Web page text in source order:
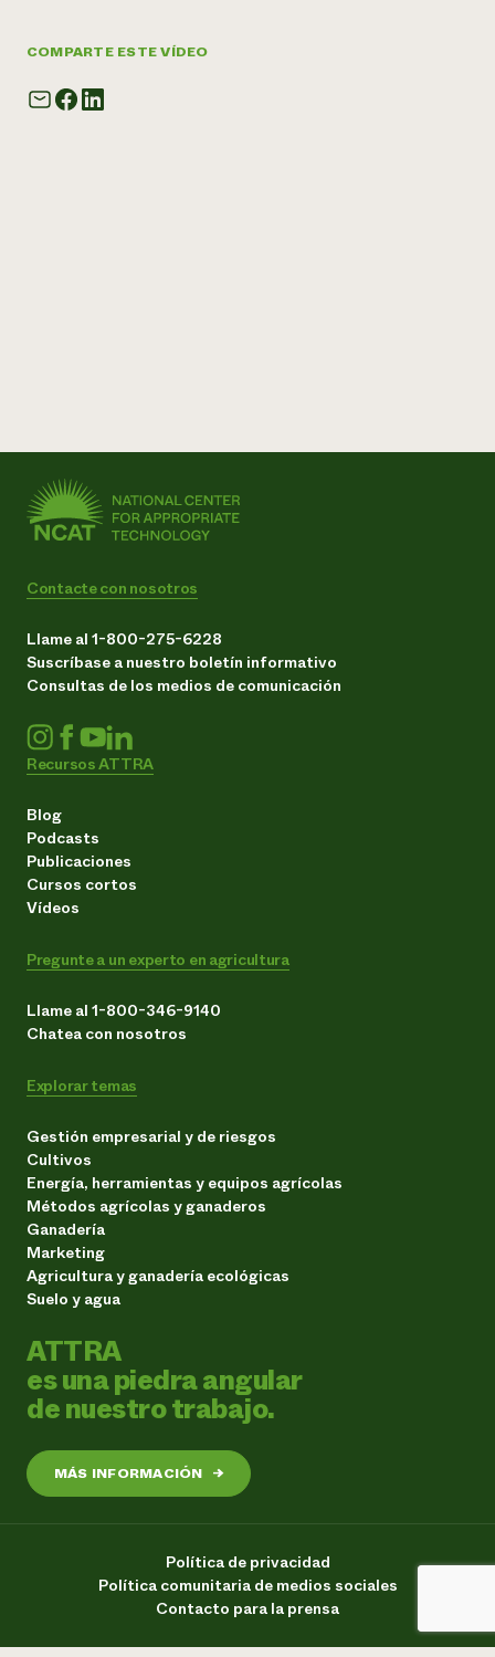
COMPARTE ESTE VÍDEO
Contacte con nosotros
Llame al 1-800-275-6228
Suscríbase a nuestro boletín informativo
Consultas de los medios de comunicación
Recursos ATTRA
Blog
Podcasts
Publicaciones
Cursos cortos
Vídeos
Pregunte a un experto en agricultura
Llame al 1-800-346-9140
Chatea con nosotros
Explorar temas
Gestión empresarial y de riesgos
Cultivos
Energía, herramientas y equipos agrícolas
Métodos agrícolas y ganaderos
Ganadería
Marketing
Agricultura y ganadería ecológicas
Suelo y agua
ATTRA
es una piedra angular
de nuestro trabajo.
MÁS INFORMACIÓN →
Política de privacidad
Política comunitaria de medios sociales
Contacto para la prensa